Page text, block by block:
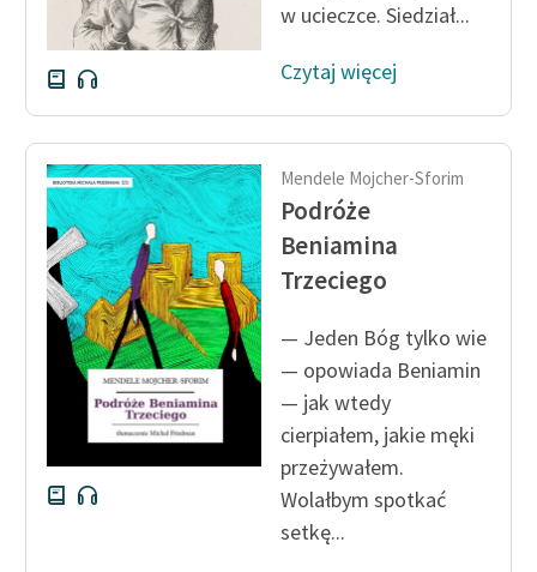
w ucieczce. Siedział...
Czytaj więcej
Mendele Mojcher-Sforim
Podróże
Beniamina
Trzeciego
— Jeden Bóg tylko wie
— opowiada Beniamin
— jak wtedy
cierpiałem, jakie męki
przeżywałem.
Wolałbym spotkać
setkę...